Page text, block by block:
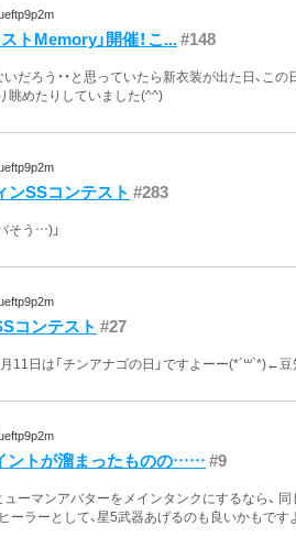
ストMemory」開催！こ...#148
だろう・・と思っていたら新衣装が出た日、こ
眺めたりしていました(^^)
ンSSコンテスト #283
そう…)」
コンテスト #27
日は「チンアナゴの日」ですよーー(*´꒳`*)←豆
ントが溜まったものの……#9
ューマンアバターをメインタンクにするなら、
ーラーとして、星5武器あげるのも良いかもです